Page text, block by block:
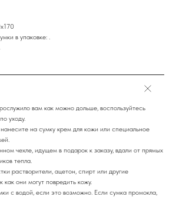
в упаковке: .
вам как можно дольше, воспользуйтесь
уходу.
на сумку крем для кожи или специальное
чехле, идущем в подарок к заказу, вдали от прямых
тепла.
растворители, ацетон, спирт или другие
как они могут повредить кожу.
с водой, если это возможно. Если сумка промокла,